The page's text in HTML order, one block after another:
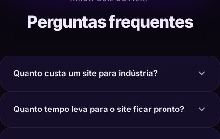
Perguntas frequentes
Quanto custa um site para indústria?
Quanto tempo leva para o site ficar pronto?